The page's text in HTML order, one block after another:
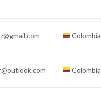
Colombia
Colombia